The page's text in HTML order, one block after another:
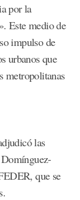
por la
Este medio de
impulso de
urbanos que
metropolitanas
las
que se